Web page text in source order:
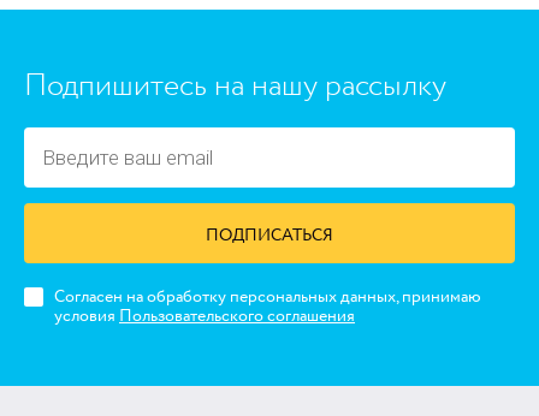
https://www.high-endrolex.com/45
Подпишитесь на нашу рассылку
ПОДПИСАТЬСЯ
Согласен на обработку персональных данных, принимаю
условия Пользовательского соглашения